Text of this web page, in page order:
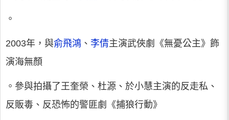
。
2003年，與俞飛鴻 、 李倩主演武俠劇《無憂公主》飾
演海無顏
。參與拍攝了王奎榮、杜源、於小慧主演的反走私、
反販毒、反恐怖的警匪劇《捕狼行動》